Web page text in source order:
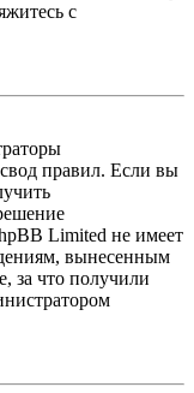
с
правил. Если вы
Limited не имеет
вынесенным
за что получили